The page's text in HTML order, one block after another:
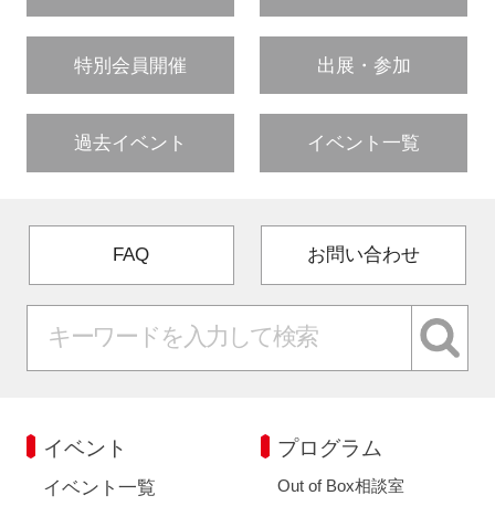
特別会員開催 出展・参加
過去イベント イベント一覧
FAQ お問い合わせ
イベント
イベント一覧
プログラム
Out of Box相談室